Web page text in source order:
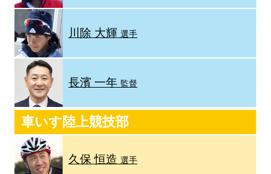
川除 大輝選手
長濱 一年 監督
車いす陸上競技部
久保 恒造 選手